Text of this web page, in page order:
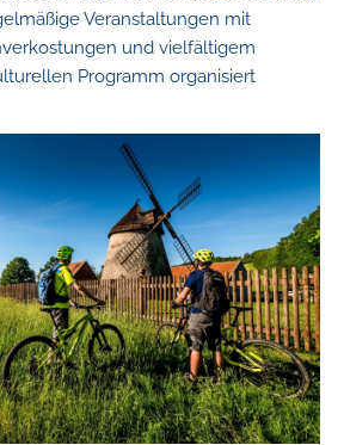
Veranstaltungen mit
und vielfältigem
Programm organisiert